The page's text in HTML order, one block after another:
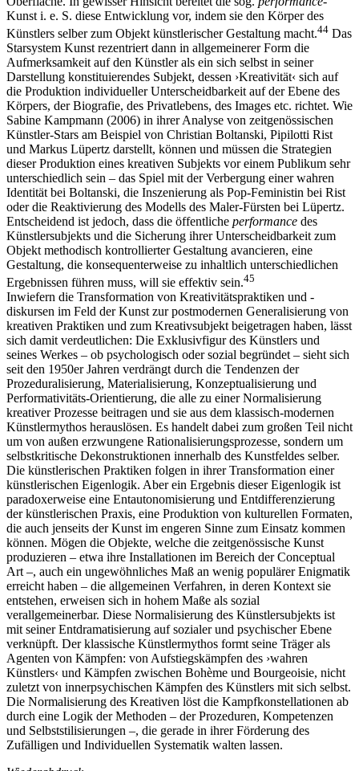
Kunst i. e. S. diese Entwicklung vor, indem sie den Körper des
Künstlers selber zum Objekt künstlerischer Gestaltung macht.44 Das
Starsystem Kunst rezentriert dann in allgemeinerer Form die
Aufmerksamkeit auf den Künstler als ein sich selbst in seiner
Darstellung konstituierendes Subjekt, dessen ›Kreativität‹ sich auf
die Produktion individueller Unterscheidbarkeit auf der Ebene des
Körpers, der Biografie, des Privatlebens, des Images etc. richtet. Wie
Sabine Kampmann (2006) in ihrer Analyse von zeitgenössischen
Künstler-Stars am Beispiel von Christian Boltanski, Pipilotti Rist
und Markus Lüpertz darstellt, können und müssen die Strategien
dieser Produktion eines kreativen Subjekts vor einem Publikum sehr
unterschiedlich sein – das Spiel mit der Verbergung einer wahren
Identität bei Boltanski, die Inszenierung als Pop-Feministin bei Rist
oder die Reaktivierung des Modells des Maler-Fürsten bei Lüpertz.
Entscheidend ist jedoch, dass die öffentliche performance des
Künstlersubjekts und die Sicherung ihrer Unterscheidbarkeit zum
Objekt methodisch kontrollierter Gestaltung avancieren, eine
Gestaltung, die konsequenterweise zu inhaltlich unterschiedlichen
Ergebnissen führen muss, will sie effektiv sein.45
Inwiefern die Transformation von Kreativitätspraktiken und -
diskursen im Feld der Kunst zur postmodernen Generalisierung von
kreativen Praktiken und zum Kreativsubjekt beigetragen haben, lässt
sich damit verdeutlichen: Die Exklusivfigur des Künstlers und
seines Werkes – ob psychologisch oder sozial begründet – sieht sich
seit den 1950er Jahren verdrängt durch die Tendenzen der
Prozeduralisierung, Materialisierung, Konzeptualisierung und
Performativitäts-Orientierung, die alle zu einer Normalisierung
kreativer Prozesse beitragen und sie aus dem klassisch-modernen
Künstlermythos herauslösen. Es handelt dabei zum großen Teil nicht
um von außen erzwungene Rationalisierungsprozesse, sondern um
selbstkritische Dekonstruktionen innerhalb des Kunstfeldes selber.
Die künstlerischen Praktiken folgen in ihrer Transformation einer
künstlerischen Eigenlogik. Aber ein Ergebnis dieser Eigenlogik ist
paradoxerweise eine Entautonomisierung und Entdifferenzierung
der künstlerischen Praxis, eine Produktion von kulturellen Formaten,
die auch jenseits der Kunst im engeren Sinne zum Einsatz kommen
können. Mögen die Objekte, welche die zeitgenössische Kunst
produzieren – etwa ihre Installationen im Bereich der Conceptual
Art –, auch ein ungewöhnliches Maß an wenig populärer Enigmatik
erreicht haben – die allgemeinen Verfahren, in deren Kontext sie
entstehen, erweisen sich in hohem Maße als sozial
verallgemeinerbar. Diese Normalisierung des Künstlersubjekts ist
mit seiner Entdramatisierung auf sozialer und psychischer Ebene
verknüpft. Der klassische Künstlermythos formt seine Träger als
Agenten von Kämpfen: von Aufstiegskämpfen des ›wahren
Künstlers‹ und Kämpfen zwischen Bohème und Bourgeoisie, nicht
zuletzt von innerpsychischen Kämpfen des Künstlers mit sich selbst.
Die Normalisierung des Kreativen löst die Kampfkonstellationen ab
durch eine Logik der Methoden – der Prozeduren, Kompetenzen
und Selbststilisierungen –, die gerade in ihrer Förderung des
Zufälligen und Individuellen Systematik walten lassen.